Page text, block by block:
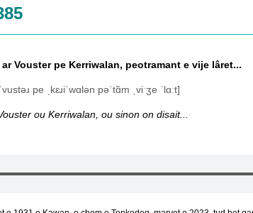
Vouster pe Kerriwalan, peotramant e vije lâret...
pe ˌkɛɹiˈwɑlən pəˈtɑ̃m ˌviˑʒe ˈlɑːt]
ou Kerriwalan, ou sinon on disait...